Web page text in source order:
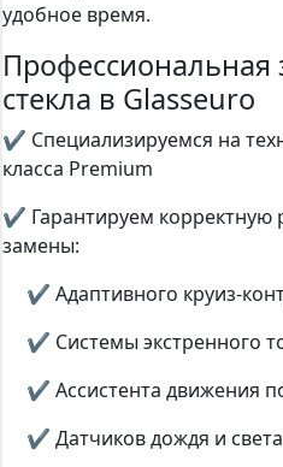
удобное время.
Профессиональная
стекла в Glasseuro
✔ Специализируемся на
класса Premium
✔ Гарантируем корректную
замены:
✔ Адаптивного круиз-
✔ Системы экстренного
✔ Ассистента движения
✔ Датчиков дождя и света